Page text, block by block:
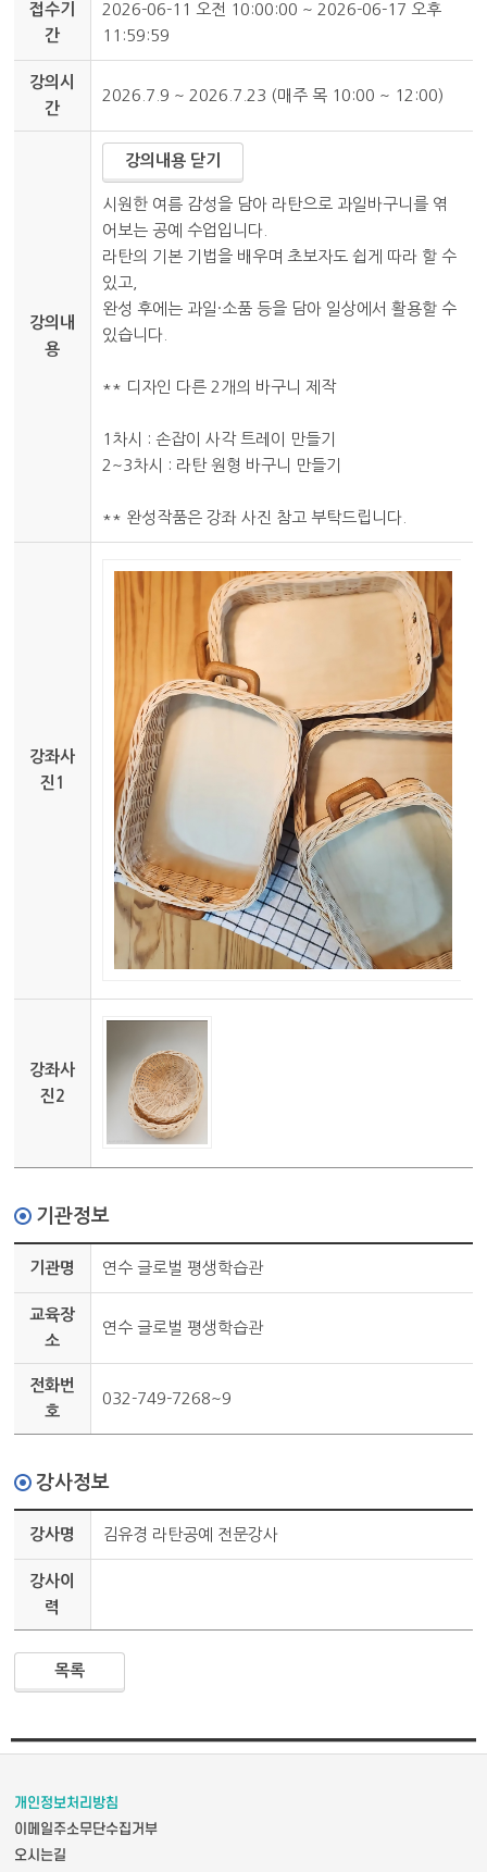
접수기
간
2026-06-11 오전 10:00:00 ~ 2026-06-17 오후
11:59:59
강의시
간
2026.7.9 ~ 2026.7.23 (매주 목 10:00 ~ 12:00)
강의내
용
강의내용 닫기
시원한 여름 감성을 담아 라탄으로 과일바구니를 엮
어보는 공예 수업입니다.
라탄의 기본 기법을 배우며 초보자도 쉽게 따라 할 수
있고,
완성 후에는 과일·소품 등을 담아 일상에서 활용할 수
있습니다.
** 디자인 다른 2개의 바구니 제작
1차시 : 손잡이 사각 트레이 만들기
2~3차시 : 라탄 원형 바구니 만들기
** 완성작품은 강좌 사진 참고 부탁드립니다.
강좌사
진1
강좌사
진2
기관정보
기관명 연수 글로벌 평생학습관
교육장
소
연수 글로벌 평생학습관
전화번
호
032-749-7268~9
강사정보
강사명 김유경 라탄공예 전문강사
강사이
력
목록
개인정보처리방침
이메일주소무단수집거부
오시는길